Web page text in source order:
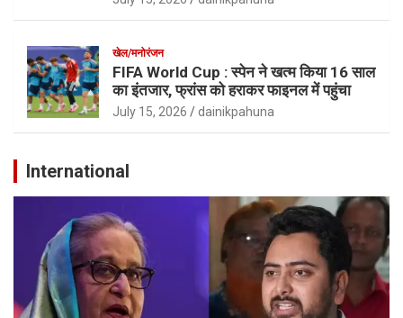
खेल/मनोरंजन
FIFA World Cup : स्पेन ने खत्म किया 16 साल
का इंतजार, फ्रांस को हराकर फाइनल में पहुंचा
July 15, 2026 dainikpahuna
International